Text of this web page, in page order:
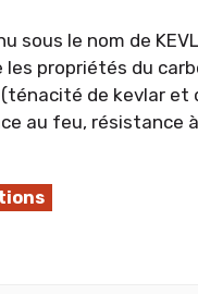
sous le nom de
propriétés du
de kevlar et
au feu, résistance